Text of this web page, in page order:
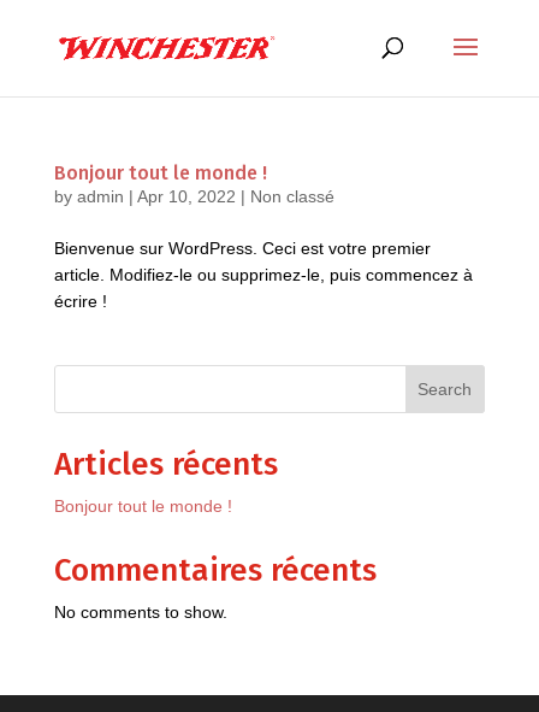
Bonjour tout le monde !
by admin | Apr 10, 2022 | Non classé
Bienvenue sur WordPress. Ceci est votre premier
article. Modifiez-le ou supprimez-le, puis commencez à
écrire !
Search
Articles récents
Bonjour tout le monde !
Commentaires récents
No comments to show.